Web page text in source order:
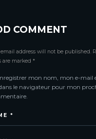
COMMENT
email address will not be published.
are marked *
mon nom, mon e-mail
le navigateur pour mon